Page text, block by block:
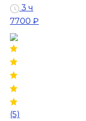
3 ч
7700 ₽
(5)